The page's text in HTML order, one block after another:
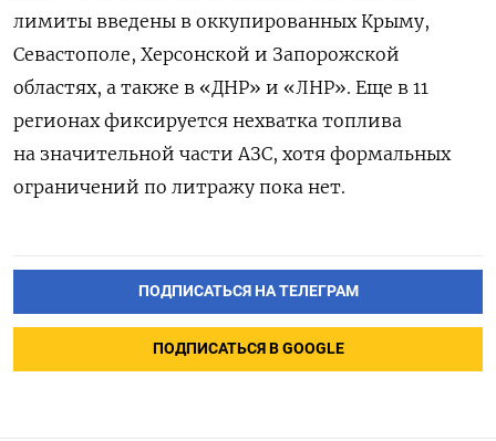
лимиты введены в оккупированных Крыму,
Севастополе, Херсонской и Запорожской
областях, а также в «ДНР» и «ЛНР». Еще в 11
регионах фиксируется нехватка топлива
на значительной части АЗС, хотя формальных
ограничений по литражу пока нет.
ПОДПИСАТЬСЯ НА ТЕЛЕГРАМ
ПОДПИСАТЬСЯ В GOOGLE